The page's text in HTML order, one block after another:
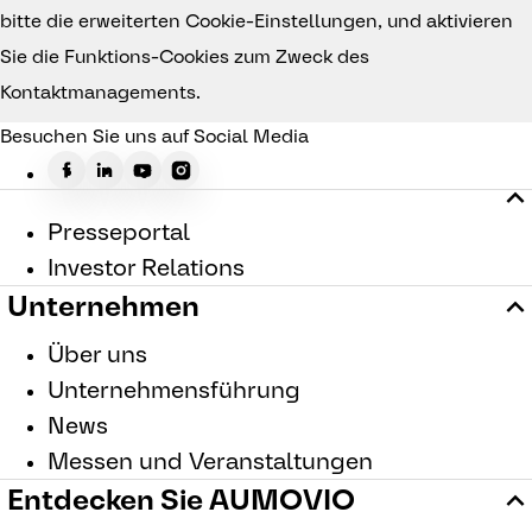
bitte die erweiterten Cookie-Einstellungen, und aktivieren
Sie die Funktions-Cookies zum Zweck des
Kontaktmanagements.
Besuchen Sie uns auf Social Media
Presseportal
Investor Relations
Unternehmen
Über uns
Unternehmensführung
News
Messen und Veranstaltungen
Entdecken Sie AUMOVIO